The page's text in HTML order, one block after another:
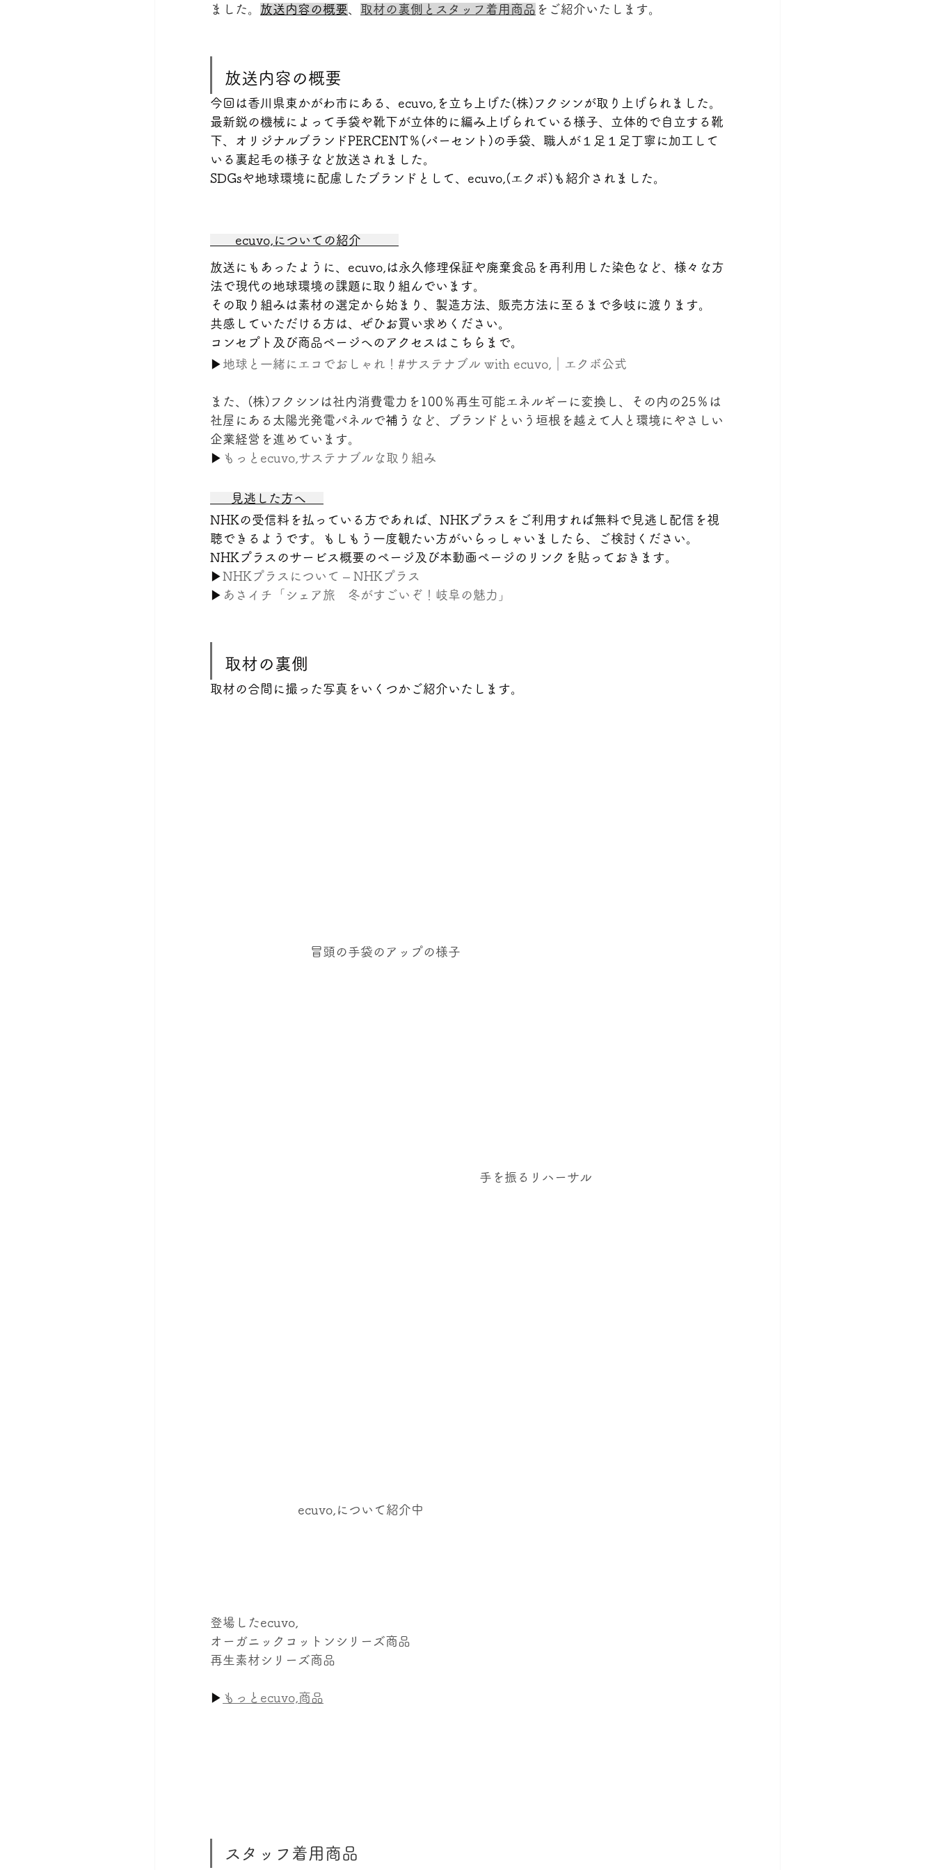
ました。 放送内容の概要 取材の裏側とスタッフ着用商品 をご紹介いたします。
放送内容の概要
今回は香川県東かがわ市にある、ecuvo,を立ち上げた(株)フクシンが取り上げられました。
最新鋭の機械によって手袋や靴下が立体的に編み上げられている様子、立体的で自立する靴
下、オリジナルブランドPERCENT％(パーセント)の手袋、職人が１足１足丁寧に加工して
いる裏起毛の様子など放送されました。
SDGsや地球環境に配慮したブランドとして、ecuvo,(エクボ)も紹介されました。
ecuvo,についての紹介
放送にもあったように、ecuvo,は永久修理保証や廃棄食品を再利用した染色など、様々な方
法で現代の地球環境の課題に取り組んでいます。
その取り組みは素材の選定から始まり、製造方法、販売方法に至るまで多岐に渡ります。
共感していただける方は、ぜひお買い求めください。
コンセプト及び商品ページへのアクセスはこちらまで。
▶ 地球と一緒にエコでおしゃれ！#サステナブル with ecuvo,｜エクボ公式
また、(株)フクシンは社内消費電力を100％再生可能エネルギーに変換し、その内の25％は
社屋にある太陽光発電パネルで補う など、ブランドという垣根を越えて人と環境にやさしい
企業経営を進めています。
▶ もっとecuvo,サステナブルな取り組み
      見逃した方へ
NHKの受信料を払っている方であれば、NHKプラスをご利用すれば無料で見逃し配信を視
聴できるようです。もしもう一度観たい方がいらっしゃいましたら、ご検討ください。
NHKプラスのサービス概要のページ及び本動画ページのリンクを貼っておきます。
▶NHKプラスについて – NHKプラス
▶ あさイチ「シェア旅　冬がすごいぞ！岐阜の魅力」
取材の裏側
取材の合間に撮った写真をいくつかご紹介いたします。
冒頭の手袋のアップの様子
手を振るリハーサル
ecuvo,について紹介中
登場したecuvo,
オーガニックコットンシリーズ商品
再生素材シリーズ商品
▶ もっとecuvo,商品
スタッフ着用商品